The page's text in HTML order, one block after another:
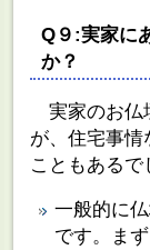
Q９:実家に
か？
実家のお仏
が、住宅事
こともあるで
一般的に
です。ま